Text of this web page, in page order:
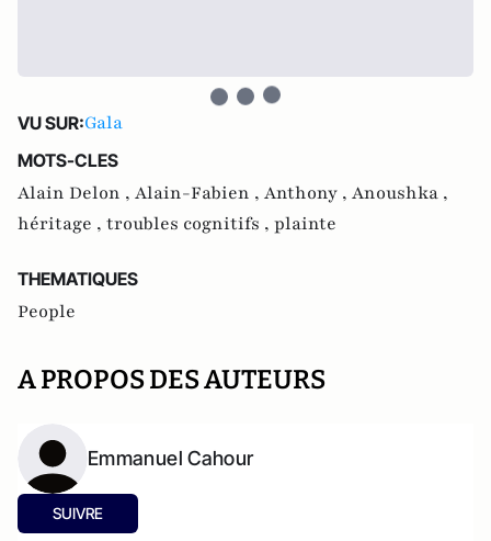
VU SUR:Gala
MOTS-CLES
Alain Delon , Alain-Fabien , Anthony , Anoushka ,
héritage , troubles cognitifs , plainte
THEMATIQUES
People
A PROPOS DES AUTEURS
Emmanuel Cahour
SUIVRE